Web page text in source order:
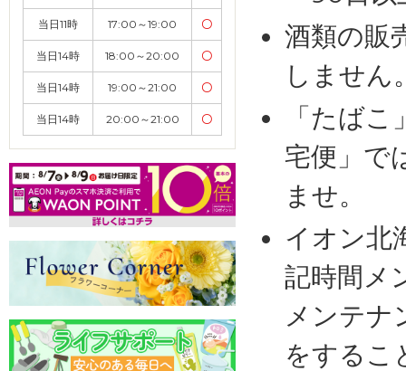
当日11時 17:00～19:00 〇
当日14時 18:00～20:00 〇
当日14時 19:00～21:00 〇
当日14時 20:00～21:00 〇
酒類の販
しません
「たば
宅便」で
ませ。
イオン北
記時間メ
メンテナ
をするこ